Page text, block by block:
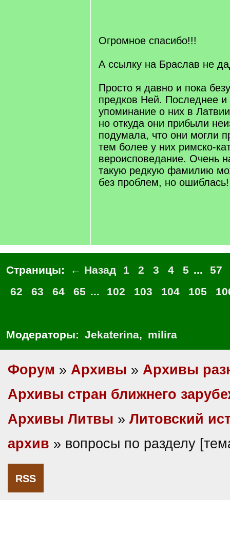
Огромное спасибо!!!
А ссылку на Браслав не
Просто я давно и пока
предков Ней. Последнее и
упоминание о них в
но откуда они прибыли
подумала, что они могли
тем более у них римско-
вероисповедание. Очень
такую редкую фамилию
без проблем, но ошиблась!
Страницы: ← Назад 1 2 3 4 5 ...
57
62
63 64 65 ... 102 103 104 105
Модераторы: Jekaterina, milira
Форум » Архивы » Архивы
Архивы стран ближнего
Архивы Литвы » Литовский
архив » вопросы по разделу
RSS